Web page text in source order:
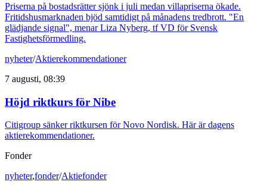
Priserna på bostadsrätter sjönk i juli medan villapriserna ökade.
Fritidshusmarknaden bjöd samtidigt på månadens tredbrott. "En
glädjande signal", menar Liza Nyberg, tf VD för Svensk
Fastighetsförmedling.
nyheter/Aktierekommendationer
7 augusti, 08:39
Höjd riktkurs för Nibe
Citigroup sänker riktkursen för Novo Nordisk. Här är dagens
aktierekommendationer.
Fonder
nyheter,fonder/Aktiefonder